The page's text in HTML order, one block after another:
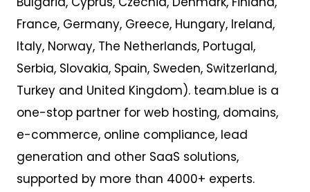
France, Germany, Greece, Hungary, Ireland,
Italy, Norway, The Netherlands, Portugal,
Serbia, Slovakia, Spain, Sweden, Switzerland,
Turkey and United Kingdom). team.blue is a
one-stop partner for web hosting, domains,
e-commerce, online compliance, lead
generation and other SaaS solutions,
supported by more than 4000+ experts.